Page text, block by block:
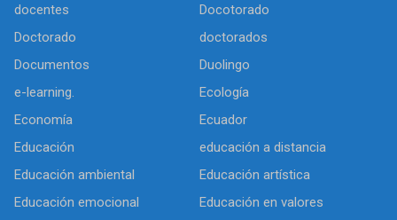
docentes
Docotorado
Doctorado
doctorados
Documentos
Duolingo
e-learning.
Ecología
Economía
Ecuador
Educación
educación a distancia
Educación ambiental
Educación artística
Educación emocional
Educación en valores